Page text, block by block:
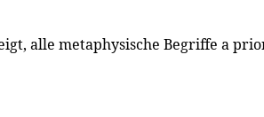
alle metaphysische Begriffe a